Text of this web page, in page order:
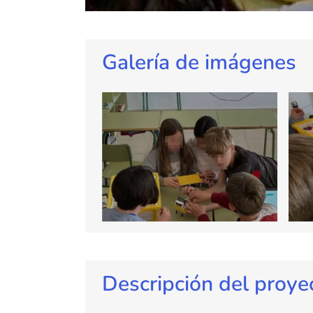
Galería de imágenes
Descripción del